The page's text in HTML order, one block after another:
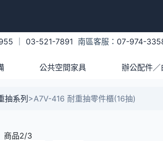
03-521-7891 南區客服： 07-974-
公共空間家具 辦公配件／
抽系列>A7V-416 耐重抽零件櫃(16抽)
商品2/3